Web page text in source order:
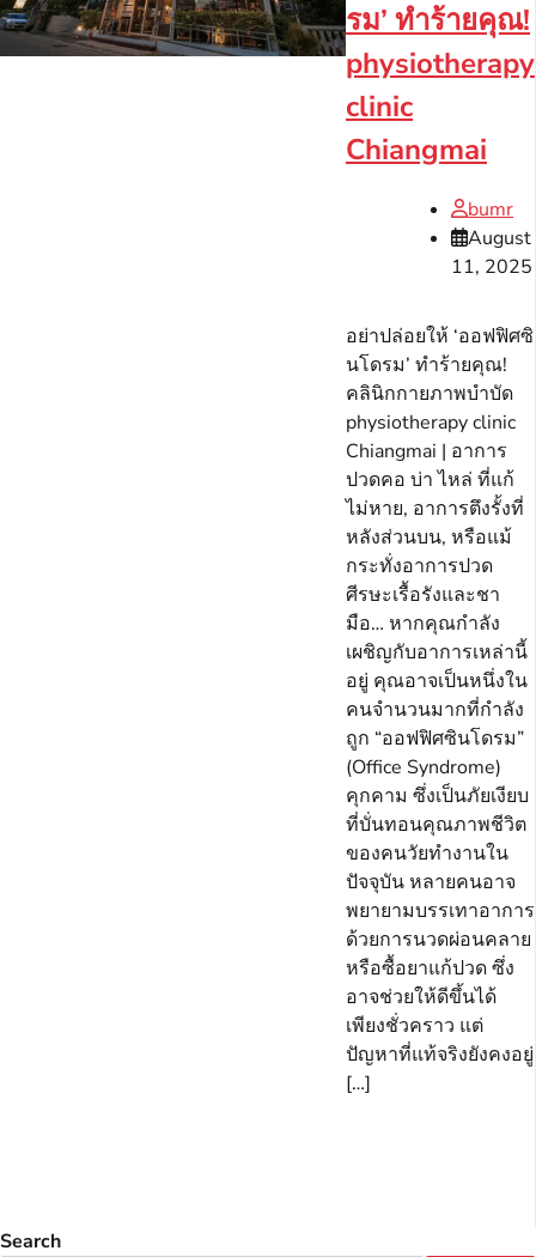
รม’ ทำร้ายคุณ!
physiotherapy
clinic
Chiangmai
bumr
August
11, 2025
อย่าปล่อยให้ ‘ออฟฟิศซิ
นโดรม’ ทำร้ายคุณ!
คลินิกกายภาพบำบัด
physiotherapy clinic
Chiangmai | อาการ
ปวดคอ บ่า ไหล่ ที่แก้
ไม่หาย, อาการตึงรั้งที่
หลังส่วนบน, หรือแม้
กระทั่งอาการปวด
ศีรษะเรื้อรังและชา
มือ… หากคุณกำลัง
เผชิญกับอาการเหล่านี้
อยู่ คุณอาจเป็นหนึ่งใน
คนจำนวนมากที่กำลัง
ถูก “ออฟฟิศซินโดรม”
(Office Syndrome)
คุกคาม ซึ่งเป็นภัยเงียบ
ที่บั่นทอนคุณภาพชีวิต
ของคนวัยทำงานใน
ปัจจุบัน หลายคนอาจ
พยายามบรรเทาอาการ
ด้วยการนวดผ่อนคลาย
หรือซื้อยาแก้ปวด ซึ่ง
อาจช่วยให้ดีขึ้นได้
เพียงชั่วคราว แต่
ปัญหาที่แท้จริงยังคงอยู่
[…]
Search